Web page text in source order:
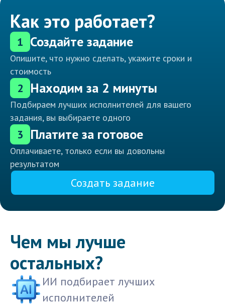
Как это работает?
1 Создайте задание
Опишите, что нужно сделать, укажите сроки и
стоимость
2 Находим за 2 минуты
Подбираем лучших исполнителей для вашего
задания, вы выбираете одного
3 Платите за готовое
Оплачиваете, только если вы довольны
результатом
Создать задание
Чем мы лучше
остальных?
ИИ подбирает лучших
исполнителей